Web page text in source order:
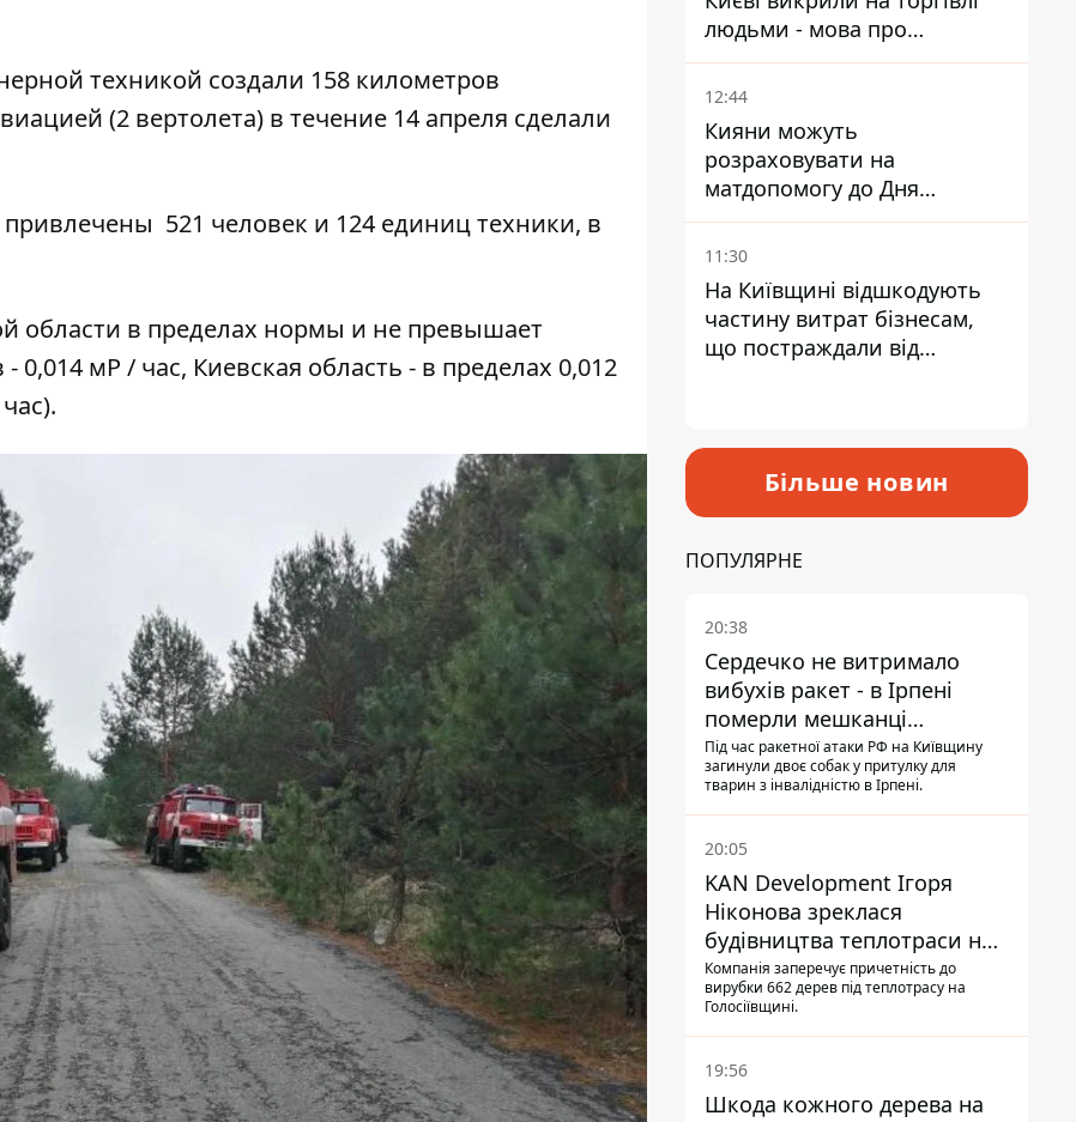
техникой создали 158 километров
(2 вертолета) в течение 14 апреля сделали
521 человек и 124 единиц техники, в
области в пределах нормы и не превышает
мР / час, Киевская область - в пределах 0,012
людьми - мова про
сурогатне материнство
12:44
Кияни можуть
розраховувати на
матдопомогу до Дня
незалежності - кому її
дадуть
11:30
На Київщині відшкодують
частину витрат бізнесам,
що постраждали від
Більше новин
ПОПУЛЯРНЕ
20:38
Сердечко не витримало
вибухів ракет - в Ірпені
померли мешканці
притулку для собак з
інвалідністю
Під час ракетної атаки РФ на Київщину
загинули двоє собак у притулку для
тварин з інвалідністю в Ірпені.
20:05
KAN Development Ігоря
Ніконова зреклася
будівництва теплотраси на
Теремках
Компанія заперечує причетність до
вирубки 662 дерев під теплотрасу на
Голосіївщині.
19:56
Шкода кожного дерева на